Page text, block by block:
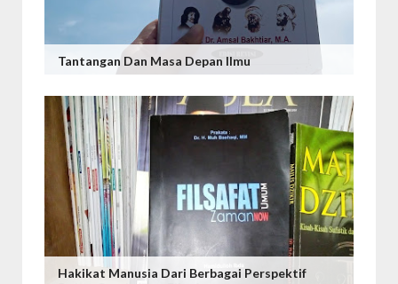
Tantangan Dan Masa Depan Ilmu
Hakikat Manusia Dari Berbagai Perspektif